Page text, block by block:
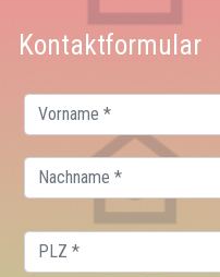
Kontaktformular